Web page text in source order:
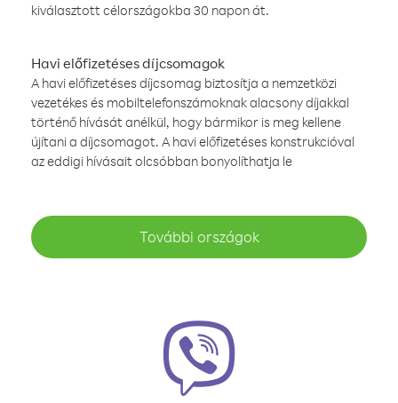
kiválasztott célországokba 30 napon át.
Havi előfizetéses díjcsomagok
A havi előfizetéses díjcsomag biztosítja a nemzetközi
vezetékes és mobiltelefonszámoknak alacsony díjakkal
történő hívását anélkül, hogy bármikor is meg kellene
újítani a díjcsomagot. A havi előfizetéses konstrukcióval
az eddigi hívásait olcsóbban bonyolíthatja le
További országok